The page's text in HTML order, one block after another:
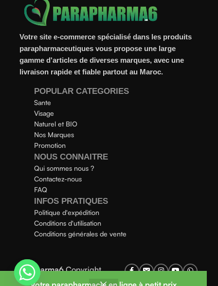
Votre site e-commerce spécialisé dans les produits
parapharmaceutiques vous propose une large
gamme d'articles de diverses marques, avec une
livraison rapide et fiable partout au Maroc.
POPULAR CATEGORIES
Sante
Visage
Naturel et BIO
Nos Marques
Promotion
NOUS CONNAITRE
Qui sommes nous ?
Contactez-nous
FAQ
INFOS PRATIQUES
Politique d'expédition
Conditions d'utilisation
Conditions générales de vente
Parapharma6Copyright
2025